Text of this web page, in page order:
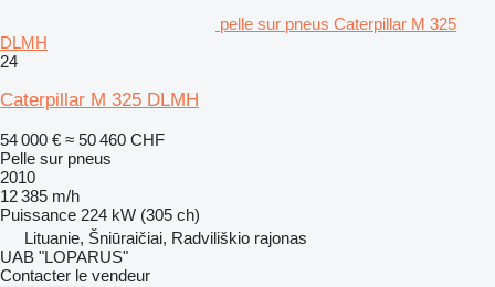
pelle sur pneus Caterpillar M 325
DLMH
24
Caterpillar M 325 DLMH
54 000 € ≈ 50 460 CHF
Pelle sur pneus
2010
12 385 m/h
Puissance 224 kW (305 ch)
Lituanie, Šniūraičiai, Radviliškio rajonas
UAB "LOPARUS"
Contacter le vendeur